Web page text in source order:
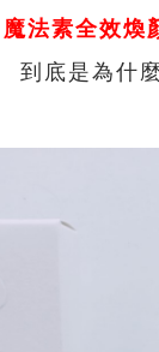
魔法素全效煥
到底是為什